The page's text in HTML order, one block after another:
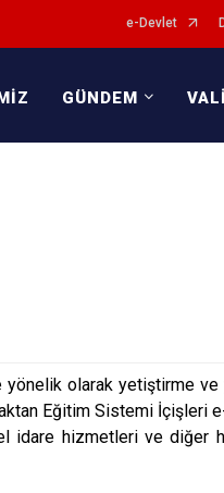
e-Devlet
GÜNDEM
yönelik olarak yetiştirme
Eğitim Sistemi İçişleri
idare hizmetleri ve diğer